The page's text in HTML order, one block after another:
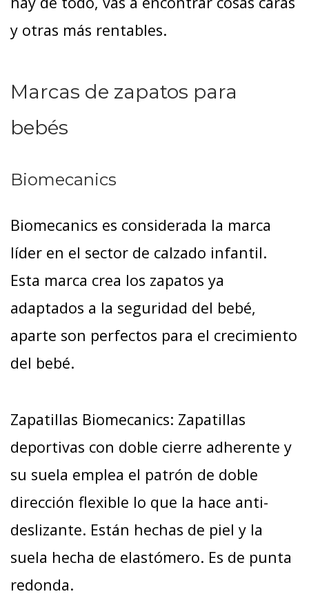
y otras más rentables.
Marcas de zapatos para
bebés
Biomecanics
Biomecanics es considerada la marca
líder en el sector de calzado infantil.
Esta marca crea los zapatos ya
adaptados a la seguridad del bebé,
aparte son perfectos para el crecimiento
del bebé.
Zapatillas Biomecanics: Zapatillas
deportivas con doble cierre adherente y
su suela emplea el patrón de doble
dirección flexible lo que la hace anti-
deslizante. Están hechas de piel y la
suela hecha de elastómero. Es de punta
redonda.